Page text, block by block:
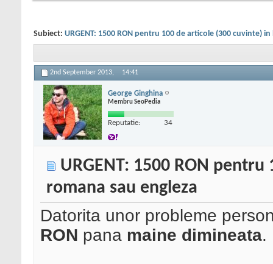
Subiect: URGENT: 1500 RON pentru 100 de articole (300 cuvinte)
2nd September 2013, 14:41
George Ginghina
Membru SeoPedia
Reputatie: 34
URGENT: 1500 RON
romana sau engleza
Datorita unor probleme
RON pana maine dimineata.